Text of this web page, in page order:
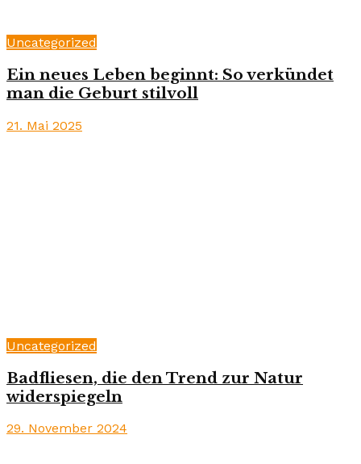
Uncategorized
Ein neues Leben beginnt: So verkündet
man die Geburt stilvoll
21. Mai 2025
Uncategorized
Badfliesen, die den Trend zur Natur
widerspiegeln
29. November 2024